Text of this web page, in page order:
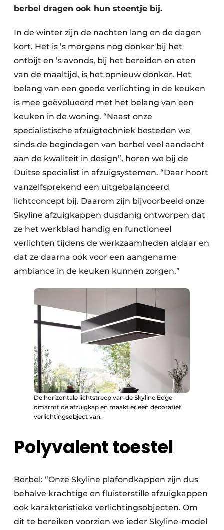
berbel dragen ook hun steentje bij.
In de winter zijn de nachten lang en de dagen
kort. Het is ’s morgens nog donker bij het
ontbijt en ’s avonds, bij het bereiden en eten
van de maaltijd, is het opnieuw donker. Het
belang van een goede verlichting in de keuken
is mee geëvolueerd met het belang van een
keuken in de woning. “Naast onze
specialistische afzuigtechniek besteden we
sinds de begindagen van berbel veel aandacht
aan de kwaliteit in design”, horen we bij de
Duitse specialist in afzuigsystemen. “Daar hoort
vanzelfsprekend een uitgebalanceerd
lichtconcept bij. Daarom zijn bijvoorbeeld onze
Skyline afzuigkappen dusdanig ontworpen dat
ze het werkblad handig en functioneel
verlichten tijdens de werkzaamheden aldaar en
dat ze daarna ook voor een aangename
ambiance in de keuken kunnen zorgen.”
De horizontale lichtstreep van de Skyline Edge
omarmt de afzuigkap en maakt er een decoratief
verlichtingsobject van.
Polyvalent toestel
Berbel: “Onze Skyline plafondkappen zijn dus
behalve krachtige en fluisterstille afzuigkappen
ook karakteristieke verlichtingsobjecten. Om
dit te bereiken voorzien we ieder Skyline-model